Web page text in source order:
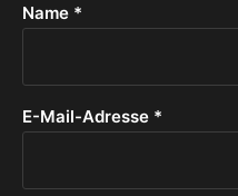
Name *
E-Mail-Adresse *